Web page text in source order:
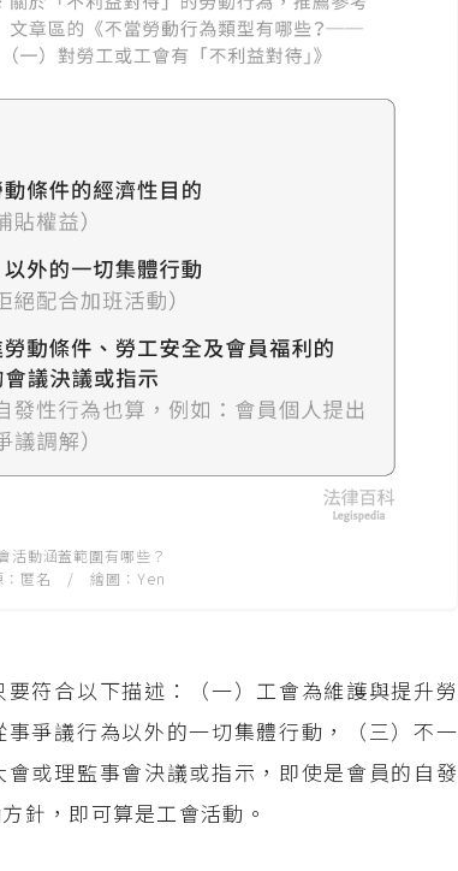
動涵蓋範圍有哪些？
：匿名 / 繪圖：Yen
符合以下描述：（一）工會為維護與提升勞
爭議行為以外的一切集體行動，（三）不一
或理監事會決議或指示，即使是會員的自發
針，即可算是工會活動。